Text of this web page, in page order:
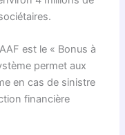
est le « Bonus à
permet aux
en cas de sinistre
financière